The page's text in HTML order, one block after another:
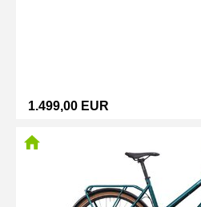
1.499,00 EUR